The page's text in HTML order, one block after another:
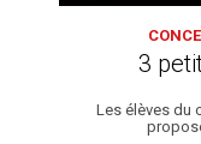
3
Les élèves du